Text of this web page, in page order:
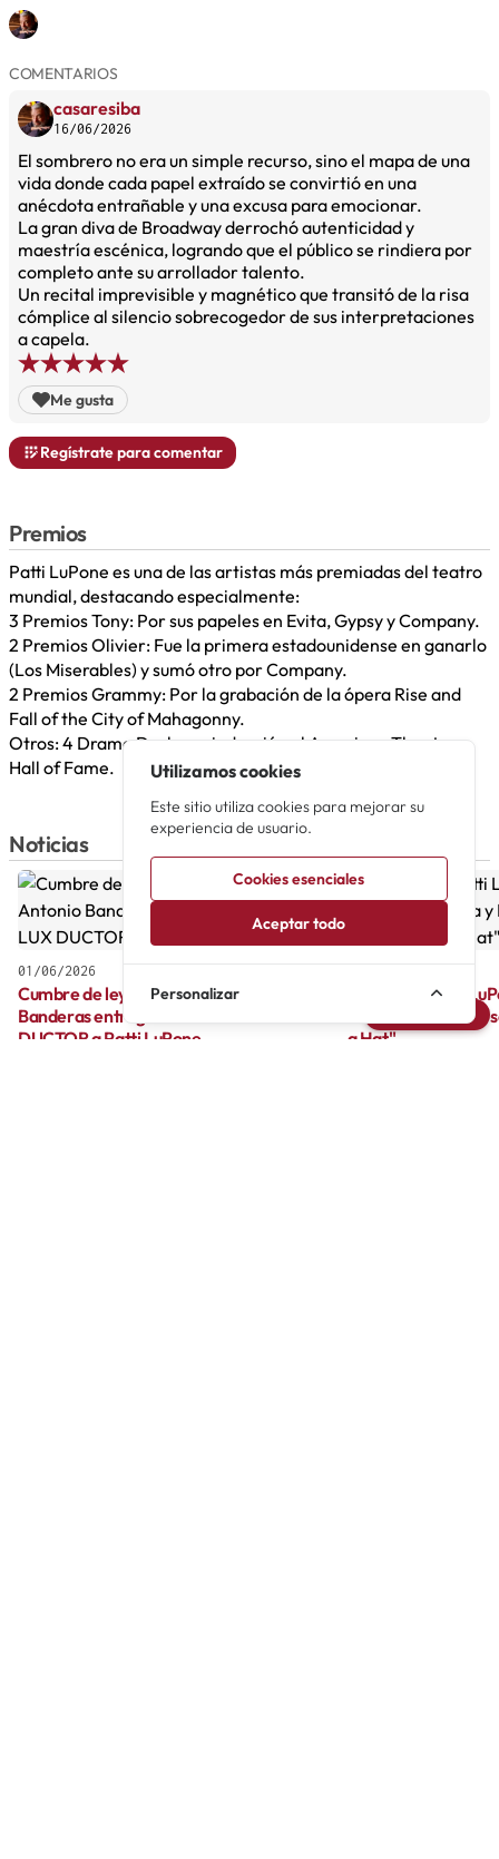
COMENTARIOS
casaresiba
16/06/2026
El sombrero no era un simple recurso, sino el mapa de una
vida donde cada papel extraído se convirtió en una
anécdota entrañable y una excusa para emocionar.
La gran diva de Broadway derrochó autenticidad y
maestría escénica, logrando que el público se rindiera por
completo ante su arrollador talento.
Un recital imprevisible y magnético que transitó de la risa
cómplice al silencio sobrecogedor de sus interpretaciones
a capela.
Me gusta
Regístrate para comentar
Premios
Patti LuPone es una de las artistas más premiadas del teatro
mundial, destacando especialmente:
​3 Premios Tony: Por sus papeles en Evita, Gypsy y Company.
​2 Premios Olivier: Fue la primera estadounidense en ganarlo
(Los Miserables) y sumó otro por Company.
​2 Premios Grammy: Por la grabación de la ópera Rise and
Fall of the City of Mahagonny.
​Otros: 4 Drama Desk y su inducción al American Theater
Hall of Fame.
Noticias
01/06/2026
Cumbre de leyendas en Málaga: Antonio
Banderas entregará el Premio LUX
DUCTOR a Patti LuPone
¡La gira de Patti
Barcelona y Bilbao
a Hat"
Utilizamos cookies
Este sitio utiliza cookies para mejorar su
experiencia de usuario.
Cookies esenciales
Aceptar todo
Personalizar